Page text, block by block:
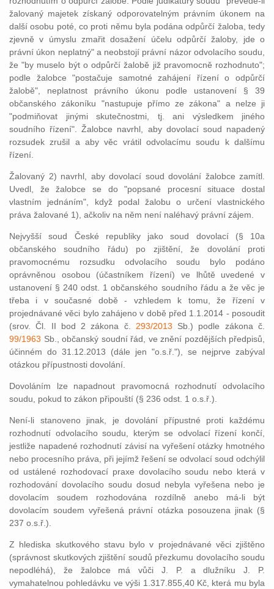
žalovaný majetek získaný odporovatelným právním úkonem na
další osobu poté, co proti němu byla podána odpůrčí žaloba, tedy
zjevně v úmyslu zmařit dosažení účelu odpůrčí žaloby, jde o
právní úkon neplatný" a neobstojí právní názor odvolacího soudu,
že "by muselo být o odpůrčí žalobě již pravomocně rozhodnuto";
podle žalobce "postačuje samotné zahájení řízení o odpůrčí
žalobě", neplatnost právního úkonu podle ustanovení § 39
občanského zákoníku "nastupuje přímo ze zákona" a nelze ji
"podmiňovat jinými skutečnostmi, tj. ani výsledkem jiného
soudního řízení". Žalobce navrhl, aby dovolací soud napadený
rozsudek zrušil a aby věc vrátil odvolacímu soudu k dalšímu
řízení.
Žalovaný 2) navrhl, aby dovolací soud dovolání žalobce zamítl.
Uvedl, že žalobce se do "popsané procesní situace dostal
vlastním jednáním", když podal žalobu o určení vlastnického
práva žalované 1), ačkoliv na něm není naléhavý právní zájem.
Nejvyšší soud České republiky jako soud dovolací (§ 10a
občanského soudního řádu) po zjištění, že dovolání proti
pravomocnému rozsudku odvolacího soudu bylo podáno
oprávněnou osobou (účastníkem řízení) ve lhůtě uvedené v
ustanovení § 240 odst. 1 občanského soudního řádu a že věc je
třeba i v současné době - vzhledem k tomu, že řízení v
projednávané věci bylo zahájeno v době před 1.1.2014 - posoudit
(srov. Čl. II bod 2 zákona č. 293/2013 Sb.) podle zákona č.
99/1963 Sb., občanský soudní řád, ve znění pozdějších předpisů,
účinném do 31.12.2013 (dále jen "o.s.ř."), se nejprve zabýval
otázkou přípustnosti dovolání.
Dovoláním lze napadnout pravomocná rozhodnutí odvolacího
soudu, pokud to zákon připouští (§ 236 odst. 1 o.s.ř.).
Není-li stanoveno jinak, je dovolání přípustné proti každému
rozhodnutí odvolacího soudu, kterým se odvolací řízení končí,
jestliže napadené rozhodnutí závisí na vyřešení otázky hmotného
nebo procesního práva, při jejímž řešení se odvolací soud odchýlil
od ustálené rozhodovací praxe dovolacího soudu nebo která v
rozhodování dovolacího soudu dosud nebyla vyřešena nebo je
dovolacím soudem rozhodována rozdílně anebo má-li být
dovolacím soudem vyřešená právní otázka posouzena jinak (§
237 o.s.ř.).
Z hlediska skutkového stavu bylo v projednávané věci zjištěno
(správnost skutkových zjištění soudů přezkumu dovolacího soudu
nepodléhá), že žalobce má vůči J. P. a dlužníku J. P.
vymahatelnou pohledávku ve výši 1.317.855,40 Kč, která mu byla